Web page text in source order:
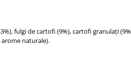
fulgi de cartofi (9%), cartofi granulați
naturale).